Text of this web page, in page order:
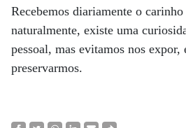
Recebemos diariamente o carinho
naturalmente, existe uma
pessoal, mas evitamos nos
preservarmos.